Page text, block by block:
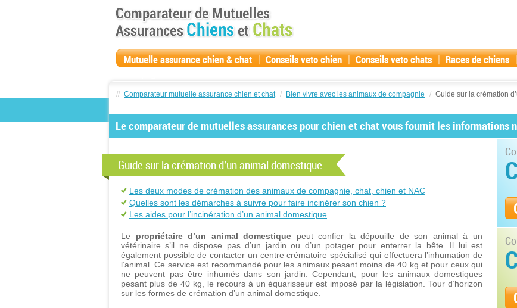
Mutuelle assurance chien & chat | Conseils veto chien | Conseils veto chats | Races de chiens |
// Comparateur mutuelle assurance chien et chat / Bien vivre avec les animaux de compagnie / Guide sur la crémation
Le comparateur de mutuelles assurances pour chien et chat vous fournit les informations
Guide sur la crémation d’un animal domestique
Les deux modes de crémation des animaux de compagnie, chat, chien et NAC
Quelles sont les démarches à suivre pour faire incinérer son chien ?
Les aides pour l’incinération d’un animal domestique
Le propriétaire d’un animal domestique peut confier la dépouille de son animal à un
vétérinaire s’il ne dispose pas d’un jardin ou d’un potager pour enterrer la bête. Il lui est
également possible de contacter un centre crématoire spécialisé qui effectuera l’inhumation de
l’animal. Ce service est recommandé pour les animaux pesant moins de 40 kg et pour ceux qui
ne peuvent pas être inhumés dans son jardin. Cependant, pour les animaux domestiques
pesant plus de 40 kg, le recours à un équarisseur est imposé par la législation. Tour d’horizon
sur les formes de crémation d’un animal domestique.